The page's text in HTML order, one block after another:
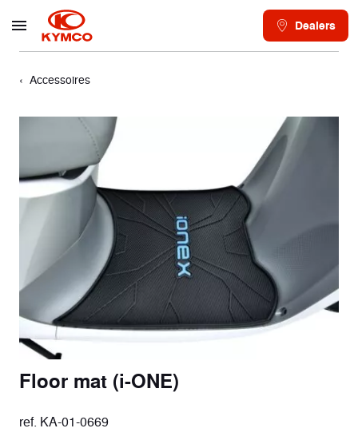
Dealers
Accessoires
Floor mat (i-ONE)
ref. KA-01-0669